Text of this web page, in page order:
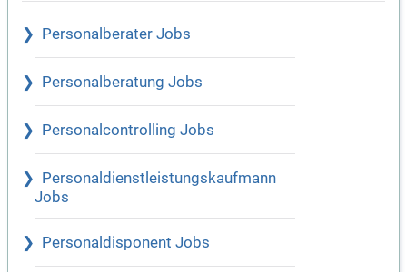
Personalberater Jobs
Personalberatung Jobs
Personalcontrolling Jobs
Personaldienstleistungskaufmann
Jobs
Personaldisponent Jobs